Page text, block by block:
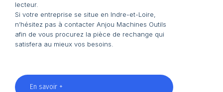
lecteur.
Si votre entreprise se situe en Indre-et-Loire,
n’hésitez pas à contacter Anjou Machines Outils
afin de vous procurez la pièce de rechange qui
satisfera au mieux vos besoins.
En savoir +